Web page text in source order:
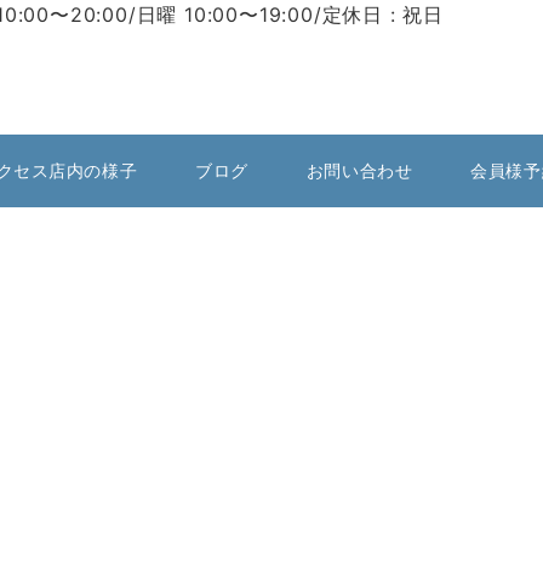
〜20:00/日曜 10:00〜19:00/定休日 : 祝日
セス店内の様子 ブログ お問い合わせ 会員様